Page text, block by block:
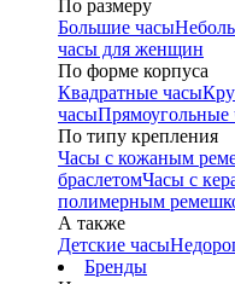
По размеру
Большие часы
часы для женщин
По форме корпуса
Квадратные часы
часыПрямоугольные
По типу крепления
Часы с кожаным
браслетомЧасы с
полимерным
А также
Детские часы
Бренды